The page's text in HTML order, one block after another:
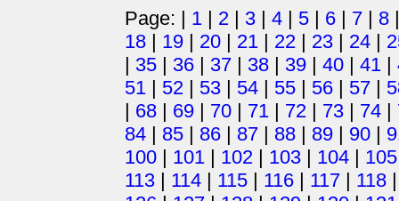
Page: | 1 | 2 | 3 | 4 | 5 | 6 | 7 | 8
18 | 19 | 20 | 21 | 22 | 23 | 24 |
| 35 | 36 | 37 | 38 | 39 | 40 | 41 |
51 | 52 | 53 | 54 | 55 | 56 | 57 |
| 68 | 69 | 70 | 71 | 72 | 73 | 74 |
84 | 85 | 86 | 87 | 88 | 89 | 90 |
100 | 101 | 102 | 103 | 104 | 105
113 | 114 | 115 | 116 | 117 | 118